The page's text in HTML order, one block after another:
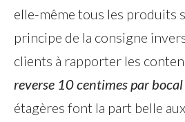
elle-même tous les produits
principe de la consigne
clients à rapporter les
reverse 10 centimes par
étagères font la part belle